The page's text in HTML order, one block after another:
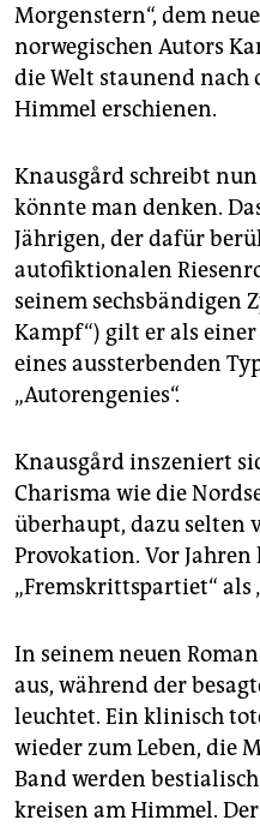
genossenschaft
epaper login
Morgenstern“, dem
norwegischen Autors
die Welt staunend nach
Himmel erschienen.
Knausgård schreibt nun
könnte man denken.
Jährigen, der dafür
autofiktionalen
seinem sechsbändigen
Kampf“) gilt er als
eines aussterbenden
„Autorengenies“.
Knausgård inszeniert
Charisma wie die
überhaupt, dazu selten
Provokation. Vor
„Fremskrittspartiet“ als
In seinem neuen
aus, während der
leuchtet. Ein klinisch
wieder zum Leben, die
Band werden
kreisen am Himmel.